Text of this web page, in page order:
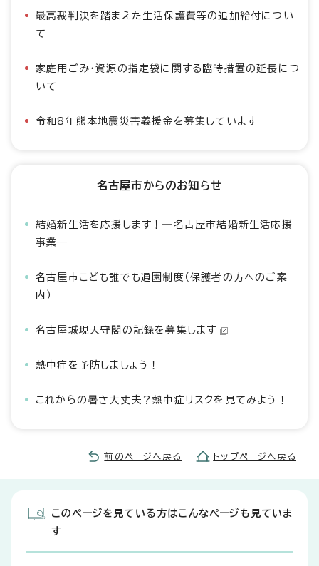
最高裁判決を踏まえた生活保護費等の追加給付につい
て
家庭用ごみ・資源の指定袋に関する臨時措置の延長につ
いて
令和8年熊本地震災害義援金を募集しています
名古屋市からのお知らせ
結婚新生活を応援します！―名古屋市結婚新生活応援
事業―
名古屋市こども誰でも通園制度（保護者の方へのご案
内）
名古屋城現天守閣の記録を募集します
熱中症を予防しましょう！
これからの暑さ大丈夫？熱中症リスクを見てみよう！
前のページへ戻る トップページへ戻る
このページを見ている方はこんなページも見ていま
す